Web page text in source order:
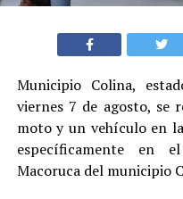
Municipio Colina,
viernes 7 de agosto, se
moto y un vehículo en
específicamente en
Macoruca del municipio